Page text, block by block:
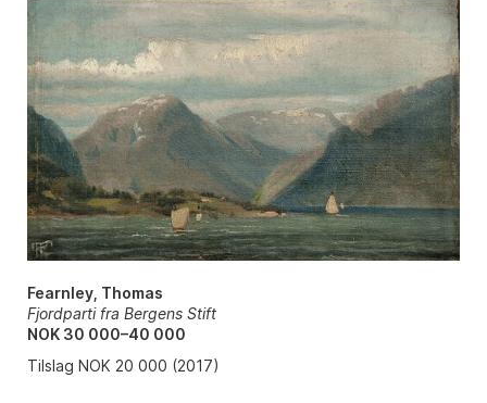
Fearnley, Thomas
Fjordparti fra Bergens Stift
NOK 30 000–40 000
Tilslag NOK 20 000 (2017)